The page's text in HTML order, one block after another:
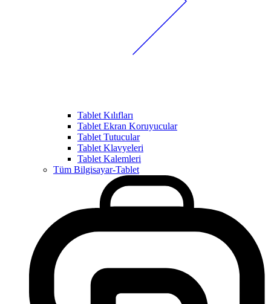
Tablet Kılıfları
Tablet Ekran Koruyucular
Tablet Tutucular
Tablet Klavyeleri
Tablet Kalemleri
Tüm Bilgisayar-Tablet